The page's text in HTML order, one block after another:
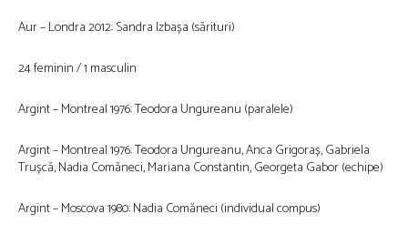
Aur – Londra 2012: Sandra Izbașa (sărituri)
24 feminin / 1 masculin
Argint – Montreal 1976: Teodora Ungureanu (paralele)
Argint – Montreal 1976: Teodora Ungureanu, Anca Grigoraș, Gabriela
Trușcă, Nadia Comăneci, Mariana Constantin, Georgeta Gabor (echipe)
Argint – Moscova 1980: Nadia Comăneci (individual compus)